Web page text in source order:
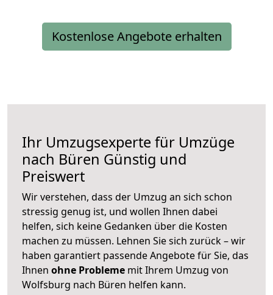
Kostenlose Angebote erhalten
Ihr Umzugsexperte für Umzüge
nach Büren Günstig und
Preiswert
Wir verstehen, dass der Umzug an sich schon
stressig genug ist, und wollen Ihnen dabei
helfen, sich keine Gedanken über die Kosten
machen zu müssen. Lehnen Sie sich zurück – wir
haben garantiert passende Angebote für Sie, das
Ihnen ohne Probleme mit Ihrem Umzug von
Wolfsburg nach Büren helfen kann.